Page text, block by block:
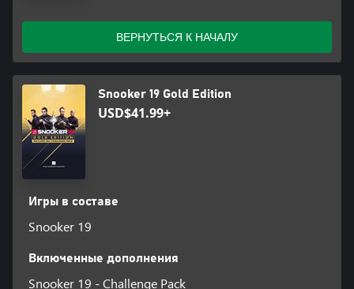
ВЕРНУТЬСЯ К НАЧАЛУ
Snooker 19 Gold Edition
USD$41.99+
Игры в составе
Snooker 19
Включенные дополнения
Snooker 19 - Challenge Pack